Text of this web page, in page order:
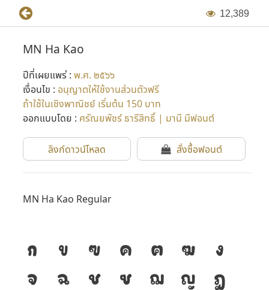
12,389
MN Ha Kao
ปีที่เผยแพร่ : พ.ศ. ๒๕๖๖
เงื่อนไข : อนุญาตให้ใช้งานส่วนตัวฟรี
ถ้าใช้ในเชิงพาณิชย์ เริ่มต้น 150 บาท
ออกแบบโดย : ศรัณยพัชร์ ธารีสิทธิ์ | มานี มีฟอนต์
ลิงก์ดาวน์โหลด สั่งซื้อฟอนต์
MN Ha Kao Regular
ก ข ฃ ค ฅ ฆ
ง
จ
ฉ ช ซ ฌ ญ
ฎ